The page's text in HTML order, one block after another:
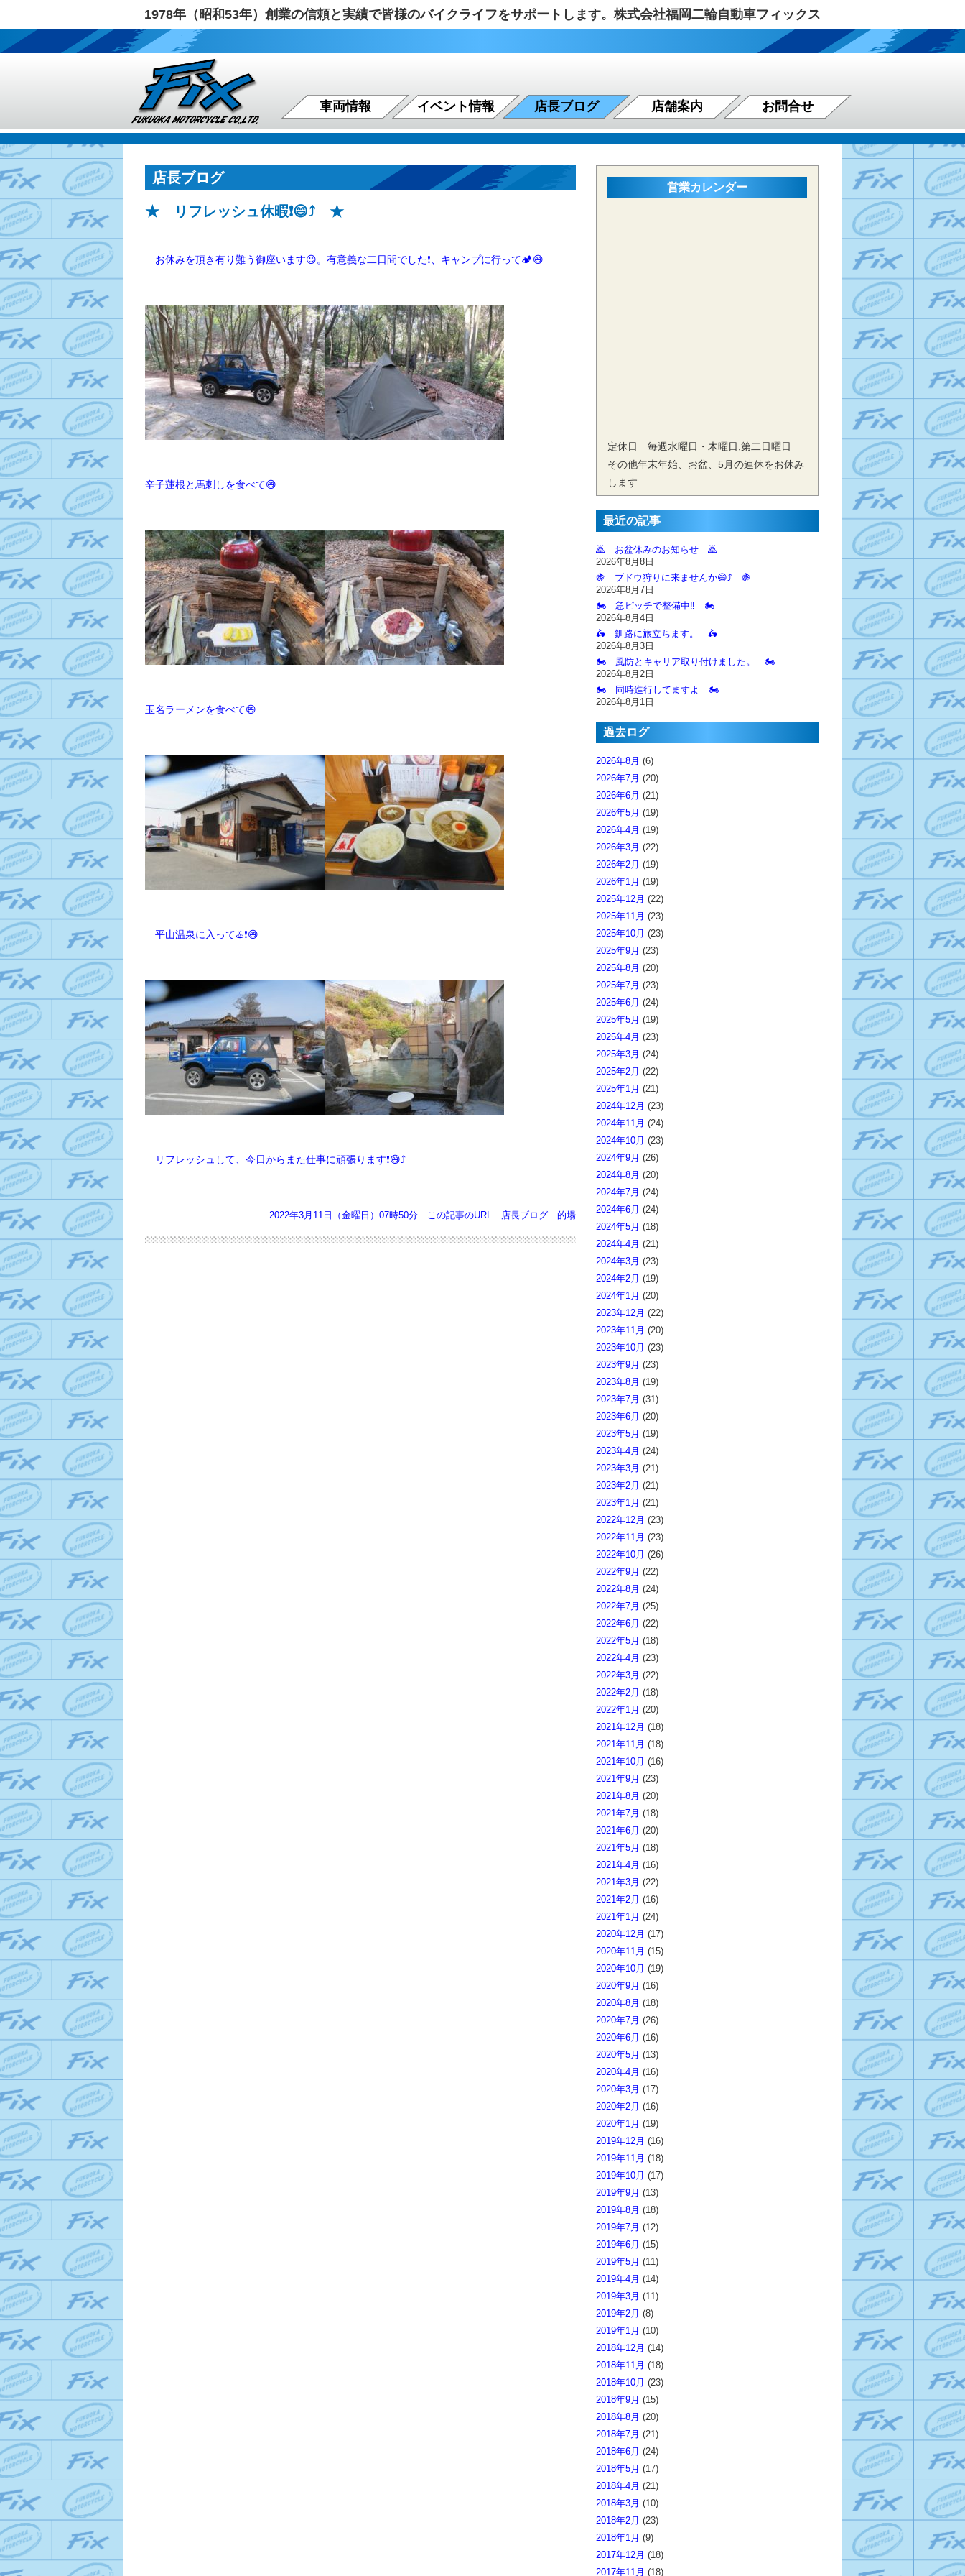
1978年（昭和53年）創業の信頼と実績で皆様のバイクライフをサポートします。株式会社福岡二輪自動車フィックス
車両情報 イベント情報 店長ブログ 店舗案内 お問合せ
店長ブログ
★ リフレッシュ休暇❗😄⤴️ ★
お休みを頂き有り難う御座います😉。有意義な二日間でした❗、キャンプに行って🏕️😄
辛子蓮根と馬刺しを食べて😄
玉名ラーメンを食べて😄
平山温泉に入って♨️❗😄
リフレッシュして、今日からまた仕事に頑張ります❗😄⤴️
2022年3月11日（金曜日）07時50分 この記事のURL 店長ブログ 的場
営業カレンダー
定休日 毎週水曜日・木曜日,第二日曜日
その他年末年始、お盆、5月の連休をお休み
します
最近の記事
🙇‍ お盆休みのお知らせ 🙇‍
2026年8月8日
🍇 ブドウ狩りに来ませんか😄⤴️ 🍇
2026年8月7日
🏍️ 急ピッチで整備中‼️ 🏍️
2026年8月4日
🛵 釧路に旅立ちます。 🛵
2026年8月3日
🏍️ 風防とキャリア取り付けました。 🏍️
2026年8月2日
🏍️ 同時進行してますよ 🏍️
2026年8月1日
過去ログ
2026年8月 (6)
2026年7月 (20)
2026年6月 (21)
2026年5月 (19)
2026年4月 (19)
2026年3月 (22)
2026年2月 (19)
2026年1月 (19)
2025年12月 (22)
2025年11月 (23)
2025年10月 (23)
2025年9月 (23)
2025年8月 (20)
2025年7月 (23)
2025年6月 (24)
2025年5月 (19)
2025年4月 (23)
2025年3月 (24)
2025年2月 (22)
2025年1月 (21)
2024年12月 (23)
2024年11月 (24)
2024年10月 (23)
2024年9月 (26)
2024年8月 (20)
2024年7月 (24)
2024年6月 (24)
2024年5月 (18)
2024年4月 (21)
2024年3月 (23)
2024年2月 (19)
2024年1月 (20)
2023年12月 (22)
2023年11月 (20)
2023年10月 (23)
2023年9月 (23)
2023年8月 (19)
2023年7月 (31)
2023年6月 (20)
2023年5月 (19)
2023年4月 (24)
2023年3月 (21)
2023年2月 (21)
2023年1月 (21)
2022年12月 (23)
2022年11月 (23)
2022年10月 (26)
2022年9月 (22)
2022年8月 (24)
2022年7月 (25)
2022年6月 (22)
2022年5月 (18)
2022年4月 (23)
2022年3月 (22)
2022年2月 (18)
2022年1月 (20)
2021年12月 (18)
2021年11月 (18)
2021年10月 (16)
2021年9月 (23)
2021年8月 (20)
2021年7月 (18)
2021年6月 (20)
2021年5月 (18)
2021年4月 (16)
2021年3月 (22)
2021年2月 (16)
2021年1月 (24)
2020年12月 (17)
2020年11月 (15)
2020年10月 (19)
2020年9月 (16)
2020年8月 (18)
2020年7月 (26)
2020年6月 (16)
2020年5月 (13)
2020年4月 (16)
2020年3月 (17)
2020年2月 (16)
2020年1月 (19)
2019年12月 (16)
2019年11月 (18)
2019年10月 (17)
2019年9月 (13)
2019年8月 (18)
2019年7月 (12)
2019年6月 (15)
2019年5月 (11)
2019年4月 (14)
2019年3月 (11)
2019年2月 (8)
2019年1月 (10)
2018年12月 (14)
2018年11月 (18)
2018年10月 (23)
2018年9月 (15)
2018年8月 (20)
2018年7月 (21)
2018年6月 (24)
2018年5月 (17)
2018年4月 (21)
2018年3月 (10)
2018年2月 (23)
2018年1月 (9)
2017年12月 (18)
2017年11月 (18)